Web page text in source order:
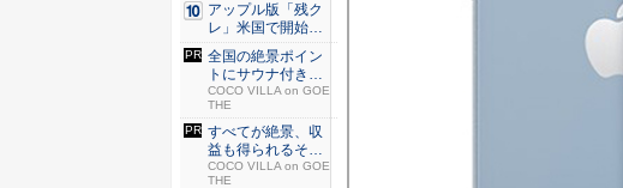
アップル版「残ク
レ」米国で開始 i
Pho...
全国の絶景ポイン
トにサウナ付きの
シェア別...
COCO VILLA on GOE
THE
すべてが絶景、収
益も得られるその
仕組みと...
COCO VILLA on GOE
THE